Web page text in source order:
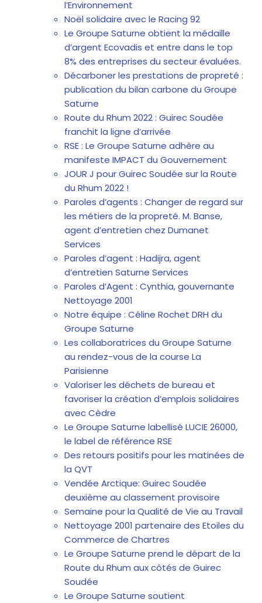
l’Environnement
Noël solidaire avec le Racing 92
Le Groupe Saturne obtient la médaille
d’argent Ecovadis et entre dans le top
8% des entreprises du secteur évaluées.
Décarboner les prestations de propreté :
publication du bilan carbone du Groupe
Saturne
Route du Rhum 2022 : Guirec Soudée
franchit la ligne d’arrivée
RSE : Le Groupe Saturne adhère au
manifeste IMPACT du Gouvernement
JOUR J pour Guirec Soudée sur la Route
du Rhum 2022 !
Paroles d’agents : Changer de regard sur
les métiers de la propreté. M. Banse,
agent d’entretien chez Dumanet
Services
Paroles d’agent : Hadijra, agent
d’entretien Saturne Services
Paroles d’Agent : Cynthia, gouvernante
Nettoyage 2001
Notre équipe : Céline Rochet DRH du
Groupe Saturne
Les collaboratrices du Groupe Saturne
au rendez-vous de la course La
Parisienne
Valoriser les déchets de bureau et
favoriser la création d’emplois solidaires
avec Cèdre
Le Groupe Saturne labellisé LUCIE 26000,
le label de référence RSE
Des retours positifs pour les matinées de
la QVT
Vendée Arctique: Guirec Soudée
deuxième au classement provisoire
Semaine pour la Qualité de Vie au Travail
Nettoyage 2001 partenaire des Etoiles du
Commerce de Chartres
Le Groupe Saturne prend le départ de la
Route du Rhum aux côtés de Guirec
Soudée
Le Groupe Saturne soutient